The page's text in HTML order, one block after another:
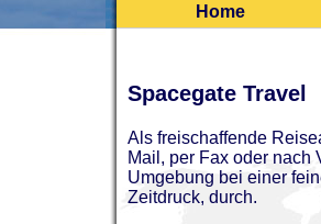
Home
Spacegate Travel
Als freischaffende
Mail, per Fax oder nach
Umgebung bei einer
Zeitdruck, durch.